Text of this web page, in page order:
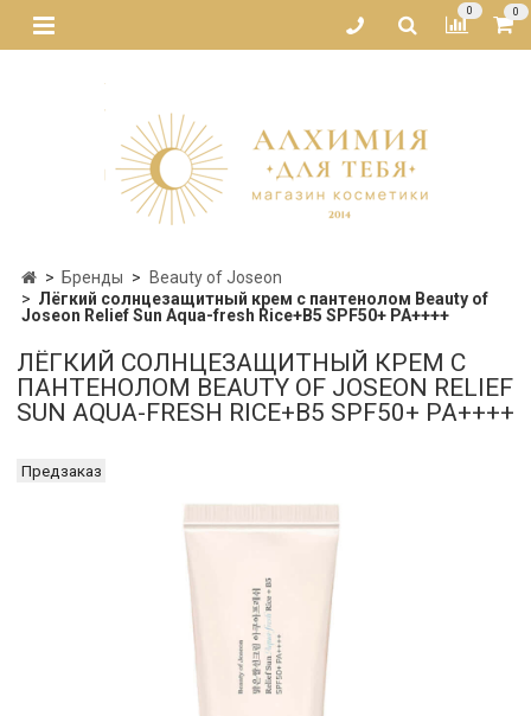
0 0
Бренды
Beauty of Joseon
Лёгкий солнцезащитный крем с пантенолом Beauty of
Joseon Relief Sun Aqua-fresh Rice+B5 SPF50+ PA++++
ЛЁГКИЙ СОЛНЦЕЗАЩИТНЫЙ КРЕМ С
ПАНТЕНОЛОМ BEAUTY OF JOSEON RELIEF
SUN AQUA-FRESH RICE+B5 SPF50+ PA++++
Предзаказ